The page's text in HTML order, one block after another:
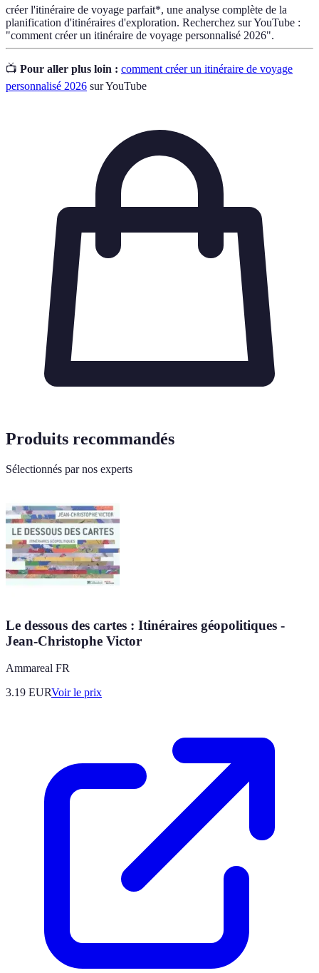
créer l'itinéraire de voyage parfait*, une analyse complète de la
planification d'itinéraires d'exploration. Recherchez sur YouTube :
"comment créer un itinéraire de voyage personnalisé 2026".
📺 Pour aller plus loin : comment créer un itinéraire de voyage
personnalisé 2026 sur YouTube
Produits recommandés
Sélectionnés par nos experts
Le dessous des cartes : Itinéraires géopolitiques -
Jean-Christophe Victor
Ammareal FR
3.19 EURVoir le prix